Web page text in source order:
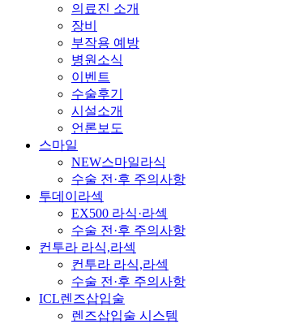
의료진 소개
장비
부작용 예방
병원소식
이벤트
수술후기
시설소개
언론보도
스마일
NEW스마일라식
수술 전·후 주의사항
투데이라섹
EX500 라식·라섹
수술 전·후 주의사항
컨투라 라식,라섹
컨투라 라식,라섹
수술 전·후 주의사항
ICL렌즈삽입술
렌즈삽입술 시스템